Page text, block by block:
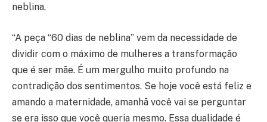
neblina.
“A peça “60 dias de neblina” vem da necessidade de
dividir com o máximo de mulheres a transformação
que é ser mãe. É um mergulho muito profundo na
contradição dos sentimentos. Se hoje você está feliz e
amando a maternidade, amanhã você vai se perguntar
se era isso que você queria mesmo. Essa dualidade é